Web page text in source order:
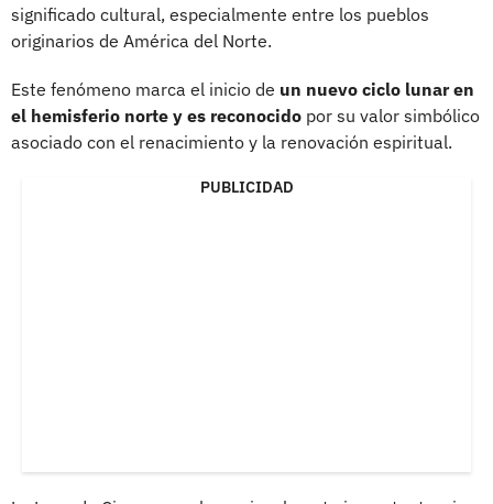
significado cultural, especialmente entre los pueblos
originarios de América del Norte.
Este fenómeno marca el inicio de un nuevo ciclo lunar en
el hemisferio norte y es reconocido por su valor simbólico
asociado con el renacimiento y la renovación espiritual.
PUBLICIDAD